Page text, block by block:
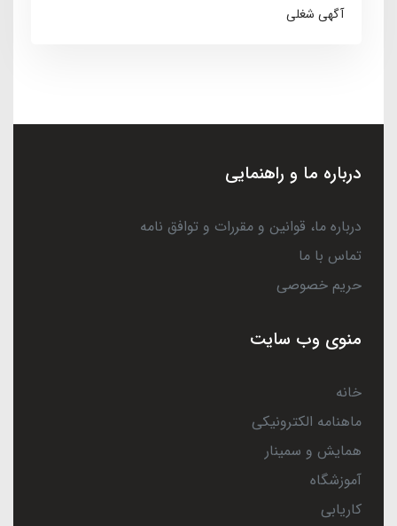
آگهی شغلی
درباره ما و راهنمایی
درباره ما، قوانین و مقررات و توافق نامه
تماس با ما
حریم خصوصی
منوی وب سایت
خانه
ماهنامه الکترونیکی
همایش و سمینار
آموزشگاه
کاریابی